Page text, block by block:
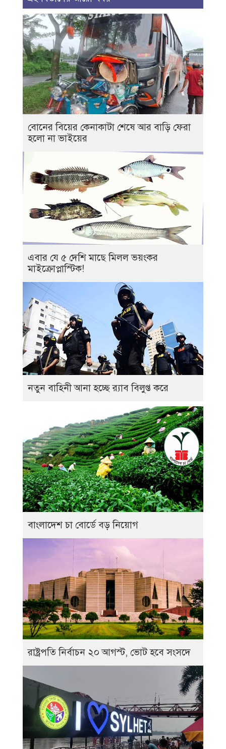
বোনের বিয়ের কেনাকাটা শেষে আর বাড়ি ফেরা
হলো না ভাইয়ের
এবার যে ৫ দেশি মাছে মিলল ভয়ংকর
মাইক্রোপ্লাস্টিক!
নতুন বাহিনী আনা হচ্ছে র‍্যাব বিলুপ্ত করে
বাংলাদেশ চা বোর্ডে বড় নিয়োগ
রাষ্ট্রপতি নির্বাচন ২০ আগস্ট, ভোট হবে সংসদে